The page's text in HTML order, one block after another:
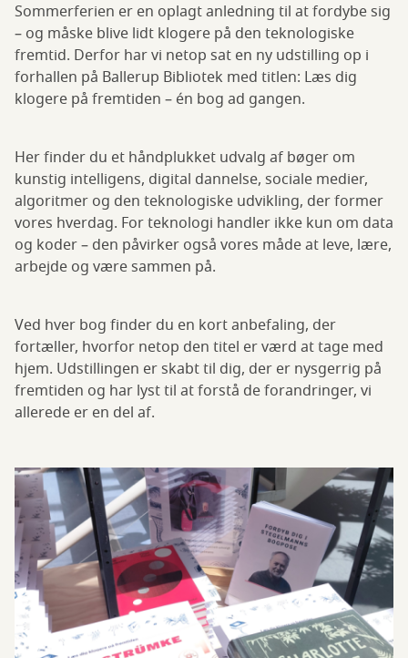
Sommerferien er en oplagt anledning til at fordybe sig
– og måske blive lidt klogere på den teknologiske
fremtid. Derfor har vi netop sat en ny udstilling op i
forhallen på Ballerup Bibliotek med titlen: Læs dig
klogere på fremtiden – én bog ad gangen.
Her finder du et håndplukket udvalg af bøger om
kunstig intelligens, digital dannelse, sociale medier,
algoritmer og den teknologiske udvikling, der former
vores hverdag. For teknologi handler ikke kun om data
og koder – den påvirker også vores måde at leve, lære,
arbejde og være sammen på.
Ved hver bog finder du en kort anbefaling, der
fortæller, hvorfor netop den titel er værd at tage med
hjem. Udstillingen er skabt til dig, der er nysgerrig på
fremtiden og har lyst til at forstå de forandringer, vi
allerede er en del af.